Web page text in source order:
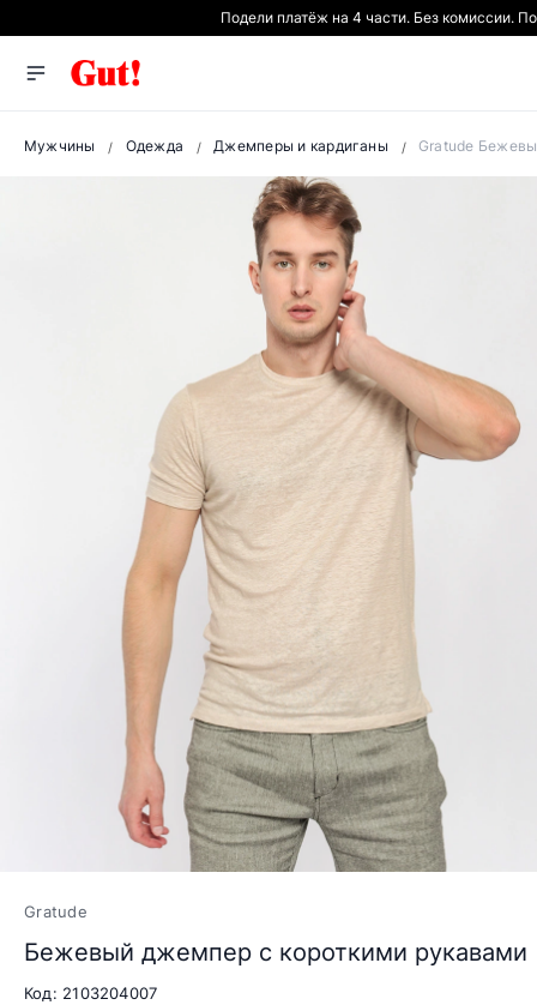
Подели платёж на 4 части. Без комиссии.
Мужчины Одежда Джемперы и кардиганы Gratude
Gratude
Бежевый джемпер с короткими рукавами
Код: 2103204007